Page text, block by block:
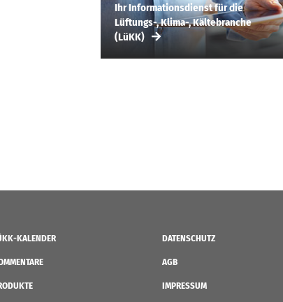
Ihr Informationsdienst für die
Lüftungs-, Klima-, Kältebranche
(LüKK)
KALENDER DATENSCHUTZ
AGB
IMPRESSUM